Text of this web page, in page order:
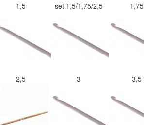
1,5 set 1,5/1,75/2,5 1,75
2,5 3 3,5